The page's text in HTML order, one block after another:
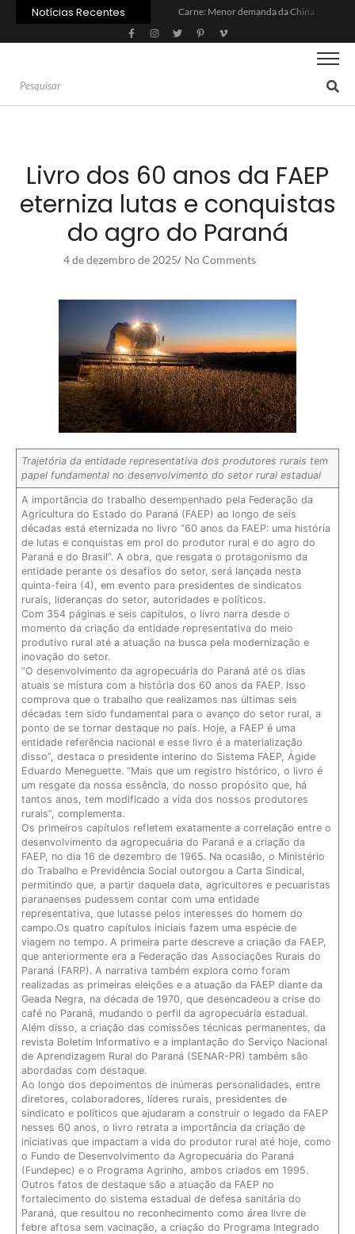
Notícias Recentes
Inadimplência no crédito rural deve seguir elevada até 2027
Lula sanciona MP do Frete e agro teme alta dos custos logísticos
Brasil tem 2º maior juro real do mundo
Livro dos 60 anos da FAEP
eterniza lutas e conquistas
do agro do Paraná
4 de dezembro de 2025/ No Comments
Trajetória da entidade representativa dos produtores rurais tem
papel fundamental no desenvolvimento do setor rural estadual
A importância do trabalho desempenhado pela Federação da
Agricultura do Estado do Paraná (FAEP) ao longo de seis
décadas está eternizada no livro “60 anos da FAEP: uma história
de lutas e conquistas em prol do produtor rural e do agro do
Paraná e do Brasil”. A obra, que resgata o protagonismo da
entidade perante os desafios do setor, será lançada nesta
quinta-feira (4), em evento para presidentes de sindicatos
rurais, lideranças do setor, autoridades e políticos.
Com 354 páginas e seis capítulos, o livro narra desde o
momento da criação da entidade representativa do meio
produtivo rural até a atuação na busca pela modernização e
inovação do setor.
“O desenvolvimento da agropecuária do Paraná até os dias
atuais se mistura com a história dos 60 anos da FAEP. Isso
comprova que o trabalho que realizamos nas últimas seis
décadas tem sido fundamental para o avanço do setor rural, a
ponto de se tornar destaque no país. Hoje, a FAEP é uma
entidade referência nacional e esse livro é a materialização
disso”, destaca o presidente interino do Sistema FAEP, Ágide
Eduardo Meneguette. “Mais que um registro histórico, o livro é
um resgate da nossa essência, do nosso propósito que, há
tantos anos, tem modificado a vida dos nossos produtores
rurais”, complementa.
Os primeiros capítulos refletem exatamente a correlação entre o
desenvolvimento da agropecuária do Paraná e a criação da
FAEP, no dia 16 de dezembro de 1965. Na ocasião, o Ministério
do Trabalho e Previdência Social outorgou a Carta Sindical,
permitindo que, a partir daquela data, agricultores e pecuaristas
paranaenses pudessem contar com uma entidade
representativa, que lutasse pelos interesses do homem do
campo.Os quatro capítulos iniciais fazem uma espécie de
viagem no tempo. A primeira parte descreve a criação da FAEP,
que anteriormente era a Federação das Associações Rurais do
Paraná (FARP). A narrativa também explora como foram
realizadas as primeiras eleições e a atuação da FAEP diante da
Geada Negra, na década de 1970, que desencadeou a crise do
café no Paraná, mudando o perfil da agropecuária estadual.
Além disso, a criação das comissões técnicas permanentes, da
revista Boletim Informativo e a implantação do Serviço Nacional
de Aprendizagem Rural do Paraná (SENAR-PR) também são
abordadas com destaque.
Ao longo dos depoimentos de inúmeras personalidades, entre
diretores, colaboradores, líderes rurais, presidentes de
sindicato e políticos que ajudaram a construir o legado da FAEP
nesses 60 anos, o livro retrata a importância da criação de
iniciativas que impactam a vida do produtor rural até hoje, como
o Fundo de Desenvolvimento da Agropecuária do Paraná
(Fundepec) e o Programa Agrinho, ambos criados em 1995.
Outros fatos de destaque são a atuação da FAEP no
fortalecimento do sistema estadual de defesa sanitária do
Paraná, que resultou no reconhecimento como área livre de
febre aftosa sem vacinação, a criação do Programa Integrado